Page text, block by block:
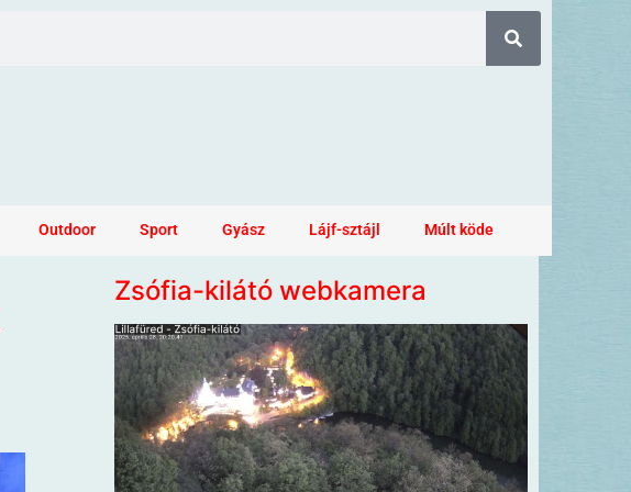
Outdoor Sport Gyász Lájf-sztájl Múlt köde
Zsófia-kilátó webkamera